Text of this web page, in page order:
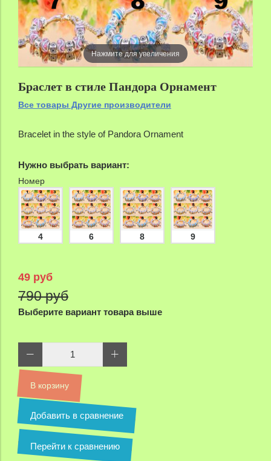
Нажмите для увеличения
Браслет в стиле Пандора Орнамент
Все товары Другие производители
Bracelet in the style of Pandora Ornament
Нужно выбрать вариант:
Номер
4 6 8 9
49 руб
790 руб
Выберите вариант товара выше
В корзину
Добавить в сравнение
Перейти к сравнению